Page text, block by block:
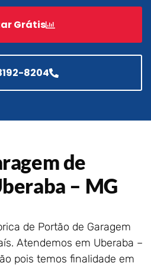
Portão de Garagem de
Enrolar em Teresópolis – RJ
Portão de Garagem de
Enrolar em São João de
Portão de Garagem de
Enrolar em Rio das Ostras –
RJ
Portão de Garagem de
Enrolar em Petrópolis – RJ
Portão de Garagem de
Enrolar em Paraty – RJ
Grátis
8204
de
– MG
de Portão de Garagem
Atendemos em Uberaba –
pois temos finalidade em